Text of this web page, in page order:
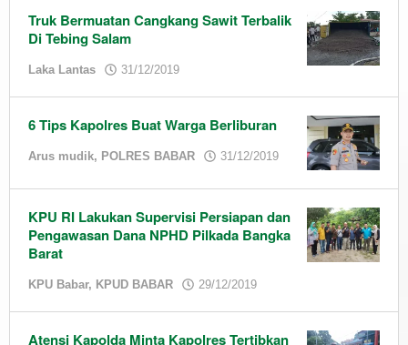
Truk Bermuatan Cangkang Sawit Terbalik
Di Tebing Salam
Laka Lantas 31/12/2019
6 Tips Kapolres Buat Warga Berliburan
Arus mudik, POLRES BABAR 31/12/2019
admin
KPU RI Lakukan Supervisi Persiapan dan
Pengawasan Dana NPHD Pilkada Bangka
Barat
KPU Babar, KPUD BABAR 29/12/2019
Atensi Kapolda Minta Kapolres Tertibkan